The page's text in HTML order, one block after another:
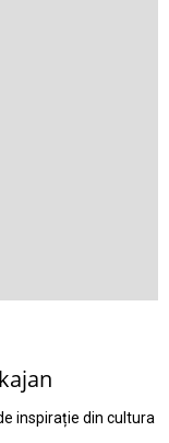
inspirație din cultura